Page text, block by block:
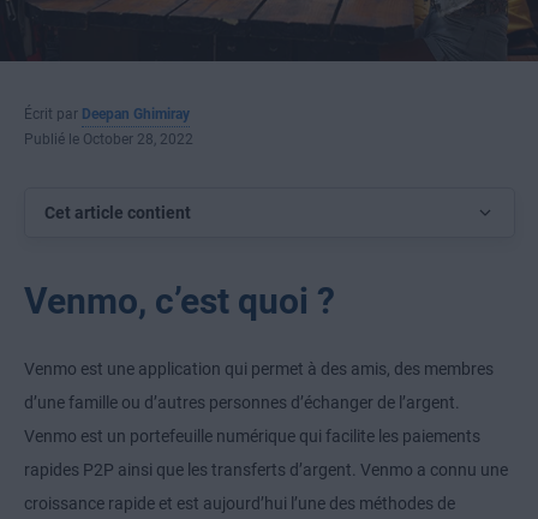
Écrit par Deepan Ghimiray
Publié le October 28, 2022
Cet article contient
Venmo, c’est quoi ?
Venmo est une application qui permet à des amis, des membres
d’une famille ou d’autres personnes d’échanger de l’argent.
Venmo est un portefeuille numérique qui facilite les paiements
rapides P2P ainsi que les transferts d’argent. Venmo a connu une
croissance rapide et est aujourd’hui l’une des méthodes de